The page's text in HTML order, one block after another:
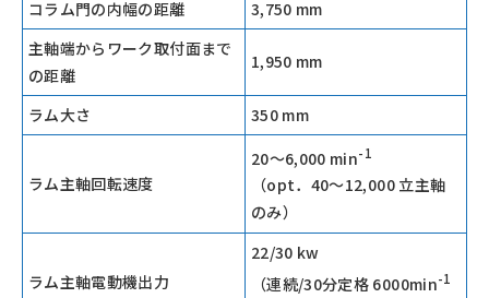
コラム門の内幅の距離
3,750 mm
主軸端からワーク取付面まで
の距離
1,950 mm
ラム大さ 350 mm
ラム主軸回転速度
20〜6,000 min-1
（opt．40～12,000 立主軸
のみ）
ラム主軸電動機出力
22/30 kw
（連続/30分定格 6000min-1